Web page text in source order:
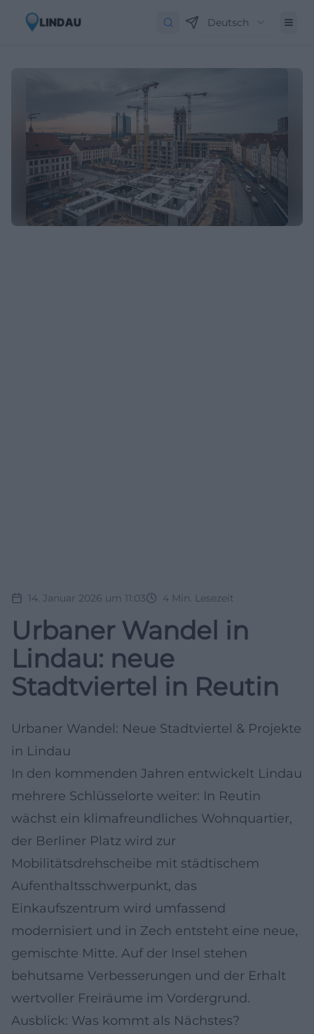
Deutsch
14. Januar 2026 um 11:03 4 Min. Lesezeit
Urbaner Wandel in
Lindau: neue
Stadtviertel in Reutin
Urbaner Wandel: Neue Stadtviertel & Projekte
in Lindau
In den kommenden Jahren entwickelt Lindau
mehrere Schlüsselorte weiter: In Reutin
wächst ein klimafreundliches Wohnquartier,
der Berliner Platz wird zur
Mobilitätsdrehscheibe mit städtischem
Aufenthaltsschwerpunkt, das
Einkaufszentrum wird umfassend
modernisiert und in Zech entsteht eine neue,
gemischte Mitte. Auf der Insel stehen
behutsame Verbesserungen und der Erhalt
wertvoller Freiräume im Vordergrund.
Ausblick: Was kommt als Nächstes?